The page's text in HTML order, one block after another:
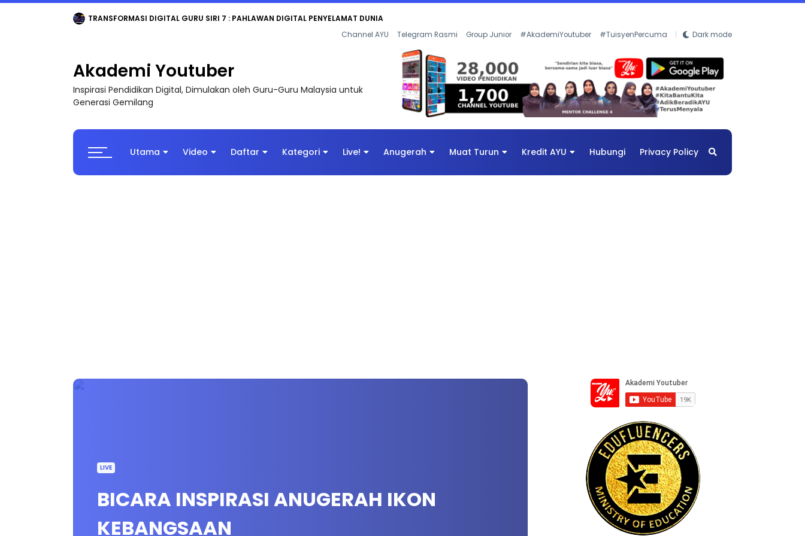
TRANSFORMASI DIGITAL GURU SIRI 7 : PAHLAWAN DIGITAL PENYELAMAT DUNIA
Channel AYU Telegram Rasmi Group Junior #AkademiYoutuber #TuisyenPercuma Dark mode
Akademi Youtuber
Inspirasi Pendidikan Digital, Dimulakan oleh Guru-Guru Malaysia untuk
Generasi Gemilang
Utama Video Daftar Kategori Live! Anugerah Muat Turun Kredit AYU Hubungi Privacy Policy
LIVE
BICARA INSPIRASI ANUGERAH IKON
KEBANGSAAN